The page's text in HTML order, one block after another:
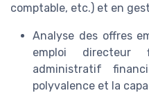
comptable, etc.) et en
Analyse des offres
emploi directeur
administratif
polyvalence et la